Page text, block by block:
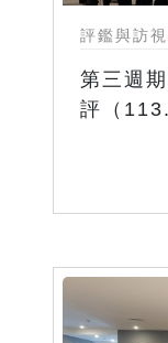
評鑑與訪視
第三週
評（